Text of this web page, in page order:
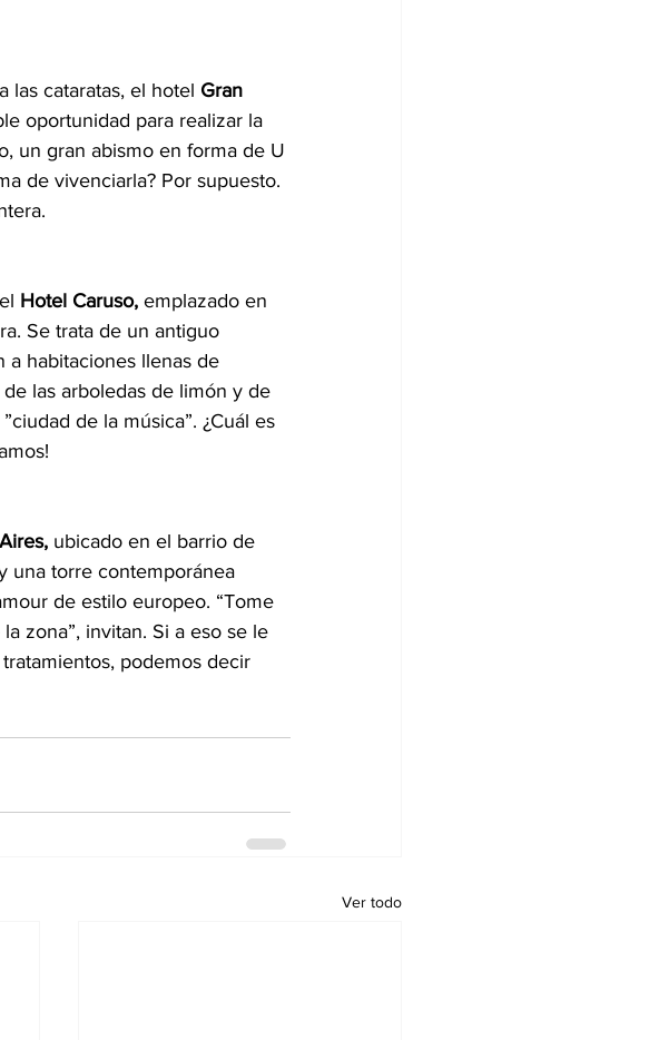
las cataratas, el hotel Gran
oportunidad para realizar la
un gran abismo en forma de U
de vivenciarla? Por supuesto.
Hotel Caruso, emplazado en
Se trata de un antiguo
a habitaciones llenas de
las arboledas de limón y de
de la música”. ¿Cuál es
ubicado en el barrio de
una torre contemporánea
de estilo europeo. “Tome
zona”, invitan. Si a eso se le
podemos decir
Ver todo